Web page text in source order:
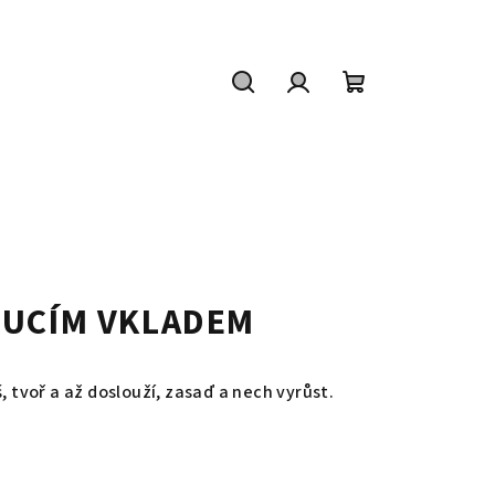
VKLADEM
tvoř a až doslouží, zasaď a nech vyrůst.